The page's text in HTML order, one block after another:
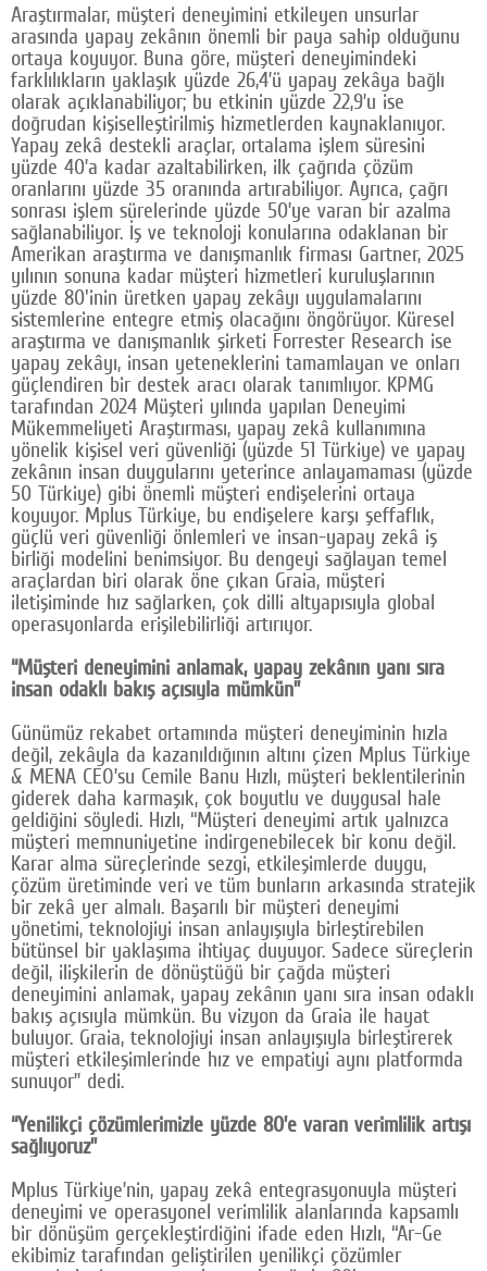
Araştırmalar, müşteri deneyimini etkileyen unsurlar
arasında yapay zekânın önemli bir paya sahip olduğunu
ortaya koyuyor. Buna göre, müşteri deneyimindeki
farklılıkların yaklaşık yüzde 26,4’ü yapay zekâya bağlı
olarak açıklanabiliyor; bu etkinin yüzde 22,9’u ise
doğrudan kişiselleştirilmiş hizmetlerden kaynaklanıyor.
Yapay zekâ destekli araçlar, ortalama işlem süresini
yüzde 40’a kadar azaltabilirken, ilk çağrıda çözüm
oranlarını yüzde 35 oranında artırabiliyor. Ayrıca, çağrı
sonrası işlem sürelerinde yüzde 50’ye varan bir azalma
sağlanabiliyor. İş ve teknoloji konularına odaklanan bir
Amerikan araştırma ve danışmanlık firması Gartner, 2025
yılının sonuna kadar müşteri hizmetleri kuruluşlarının
yüzde 80'inin üretken yapay zekâyı uygulamalarını
sistemlerine entegre etmiş olacağını öngörüyor. Küresel
araştırma ve danışmanlık şirketi Forrester Research ise
yapay zekâyı, insan yeteneklerini tamamlayan ve onları
güçlendiren bir destek aracı olarak tanımlıyor. KPMG
tarafından 2024 Müşteri yılında yapılan Deneyimi
Mükemmeliyeti Araştırması, yapay zekâ kullanımına
yönelik kişisel veri güvenliği (yüzde 51 Türkiye) ve yapay
zekânın insan duygularını yeterince anlayamaması (yüzde
50 Türkiye) gibi önemli müşteri endişelerini ortaya
koyuyor. Mplus Türkiye, bu endişelere karşı şeffaflık,
güçlü veri güvenliği önlemleri ve insan-yapay zekâ iş
birliği modelini benimsiyor. Bu dengeyi sağlayan temel
araçlardan biri olarak öne çıkan Graia, müşteri
iletişiminde hız sağlarken, çok dilli altyapısıyla global
operasyonlarda erişilebilirliği artırıyor.
“Müşteri deneyimini anlamak, yapay zekânın yanı sıra
insan odaklı bakış açısıyla mümkün”
Günümüz rekabet ortamında müşteri deneyiminin hızla
değil, zekâyla da kazanıldığının altını çizen Mplus Türkiye
& MENA CEO’su Cemile Banu Hızlı, müşteri beklentilerinin
giderek daha karmaşık, çok boyutlu ve duygusal hale
geldiğini söyledi. Hızlı, “Müşteri deneyimi artık yalnızca
müşteri memnuniyetine indirgenebilecek bir konu değil.
Karar alma süreçlerinde sezgi, etkileşimlerde duygu,
çözüm üretiminde veri ve tüm bunların arkasında stratejik
bir zekâ yer almalı. Başarılı bir müşteri deneyimi
yönetimi, teknolojiyi insan anlayışıyla birleştirebilen
bütünsel bir yaklaşıma ihtiyaç duyuyor. Sadece süreçlerin
değil, ilişkilerin de dönüştüğü bir çağda müşteri
deneyimini anlamak, yapay zekânın yanı sıra insan odaklı
bakış açısıyla mümkün. Bu vizyon da Graia ile hayat
buluyor. Graia, teknolojiyi insan anlayışıyla birleştirerek
müşteri etkileşimlerinde hız ve empatiyi aynı platformda
sunuyor” dedi.
“Yenilikçi çözümlerimizle yüzde 80’e varan verimlilik artışı
sağlıyoruz”
Mplus Türkiye’nin, yapay zekâ entegrasyonuyla müşteri
deneyimi ve operasyonel verimlilik alanlarında kapsamlı
bir dönüşüm gerçekleştirdiğini ifade eden Hızlı, “Ar-Ge
ekibimiz tarafından geliştirilen yenilikçi çözümler